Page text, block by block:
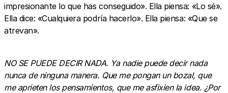
impresionante lo que has conseguido». Ella piensa: «Lo sé».
Ella dice: «Cualquiera podría hacerlo». Ella piensa: «Que se
atrevan».
NO SE PUEDE DECIR NADA. Ya nadie puede decir nada
nunca de ninguna manera. Que me pongan un bozal, que
me aprieten los pensamientos, que me asfixien la idea. ¿Por